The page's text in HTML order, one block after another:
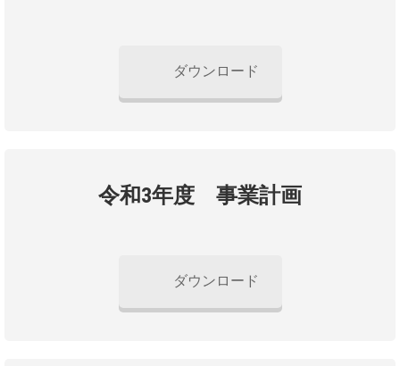
ダウンロード
令和3年度 事業計画
ダウンロード